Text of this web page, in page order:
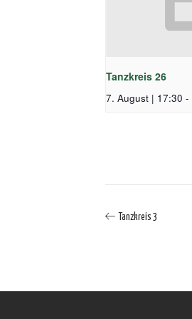
Tanzkreis 26
7. August | 17:30 -
Tanzkreis 3